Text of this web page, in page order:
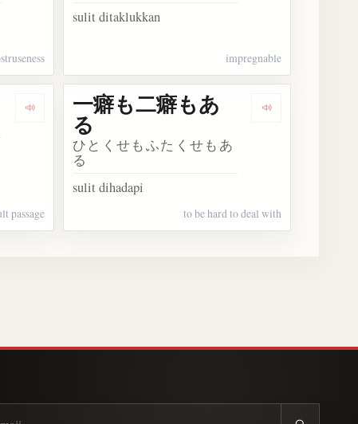
sulit ditaklukkan
impregnable
Dengarkan 難解文の釈
passage
Dengarkan 一癖
一癖も二癖もあ
る
ひとくせもふたくせもあ
る
sulit dihadapi
to be hard to deal with